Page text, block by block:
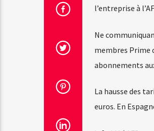
l’entreprise à
Ne
membres Prime
abonnements
La hausse des
euros. En